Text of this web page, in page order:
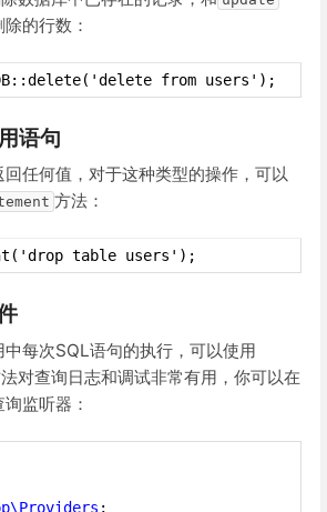
的行数：
from users');
语句
任何值，对于这种类型的操作，可以
方法：
table users');
每次SQL语句的执行，可以使用
对查询日志和调试非常有用，你可以在
监听器：
;